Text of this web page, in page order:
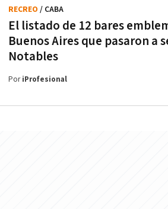
El listado de 12 bares
Buenos Aires que pasaron a
Notables
RECREO / CABA
PoriProfesional